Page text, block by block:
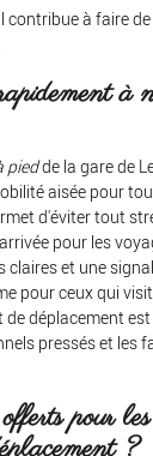
contribue à faire
à
piedde la gare de
aisée pour
d'éviter tout
pour les
claires et une
pour ceux qui
de déplacement
pressés et les
pour les